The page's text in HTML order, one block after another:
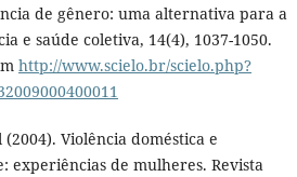
de gênero: uma alternativa para a
e saúde coletiva, 14(4), 1037-1050.
http://www.scielo.br/scielo.php?
Violência doméstica e
experiências de mulheres. Revista